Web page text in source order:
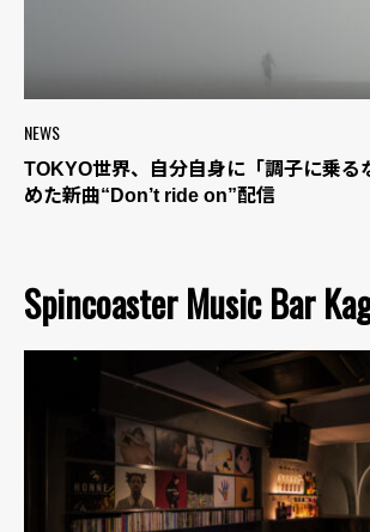
NEWS
TOKYO世界、自分自身に「調子に乗る
めた新曲“Don’t ride on”配信
Spincoaster Music Bar